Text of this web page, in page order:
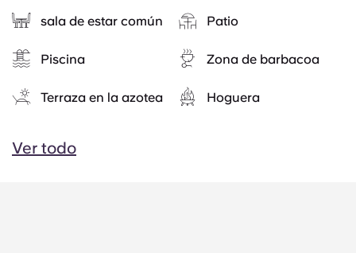
sala de estar común Patio
Piscina Zona de barbacoa
Terraza en la azotea Hoguera
Ver todo